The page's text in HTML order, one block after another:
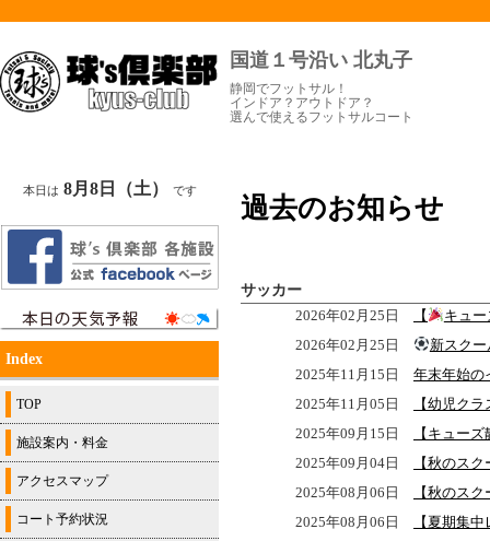
国道１号沿い 北丸子
静岡でフットサル！
インドア？アウトドア？
選んで使えるフットサルコート
過去のお知らせ
サッカー
2026年02月25日 【
キュ
2026年02月25日
新スク
2025年11月15日 年末年始の
2025年11月05日
【幼児ク
2025年09月15日
【キュー
2025年09月04日
【秋のス
2025年08月06日
【秋のス
2025年08月06日
【夏期集
本日は 8月8日（土） です
Index
TOP
施設案内・料金
アクセスマップ
コート予約状況